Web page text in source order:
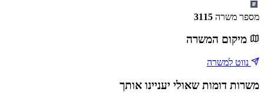
מספר משרה 3115
מיקום המשרה
נווט למשרה
משרות דומות שאולי יעניינו אותך